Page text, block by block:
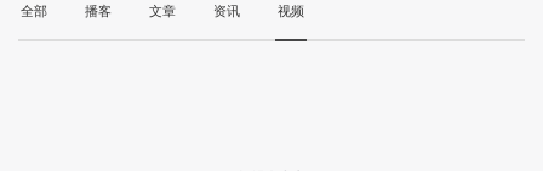
全部 播客 文章 资讯 视频